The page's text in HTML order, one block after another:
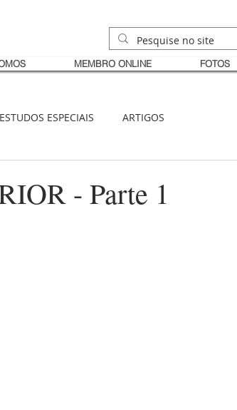
MEMBRO ONLINE FOTOS
ESTUDOS ESPECIAIS ARTIGOS
- Parte 1